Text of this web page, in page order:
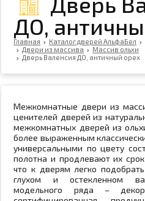
ДО,
Главная Каталог дверей АльфаБел
Двери из массива
Массив ольхи
Дверь Валенсия ДО, античный орех
Межкомнатные двери из
ценителей дверей из
межкомнатных дверей из
более выраженным
универсальными по цвету
полотна и продлевают их
что к дверям легко
глухом и остекленном
модельного ряда –